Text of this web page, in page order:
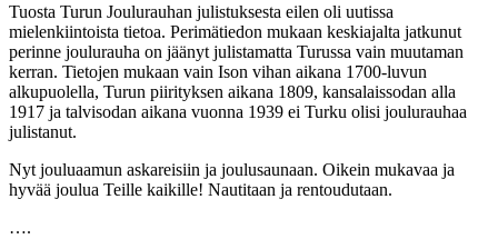
Tuosta Turun Joulurauhan julistuksesta eilen oli uutissa
mielenkiintoista tietoa. Perimätiedon mukaan keskiajalta jatkunut
perinne joulurauha on jäänyt julistamatta Turussa vain muutaman
kerran. Tietojen mukaan vain Ison vihan aikana 1700-luvun
alkupuolella, Turun piirityksen aikana 1809, kansalaissodan alla
1917 ja talvisodan aikana vuonna 1939 ei Turku olisi joulurauhaa
julistanut.
Nyt jouluaamun askareisiin ja joulusaunaan. Oikein mukavaa ja
hyvää joulua Teille kaikille! Nautitaan ja rentoudutaan.
….